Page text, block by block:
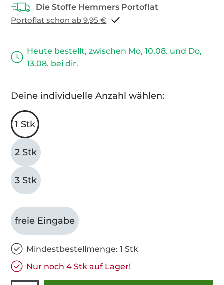
Portoflat schon ab 9,95 €
Heute bestellt, zwischen Mo, 10.08. und Do,
13.08. bei dir.
Deine individuelle Anzahl wählen:
1 Stk
2 Stk
3 Stk
freie Eingabe
Mindestbestellmenge: 1 Stk
Nur noch 4 Stk auf Lager!